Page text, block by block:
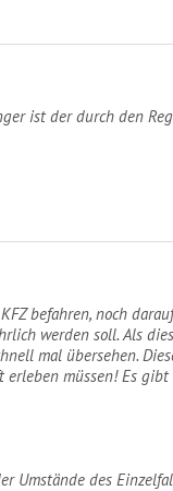
ist der durch den
befahren, noch
werden soll. Als
mal übersehen.
müssen! Es
Umstände des